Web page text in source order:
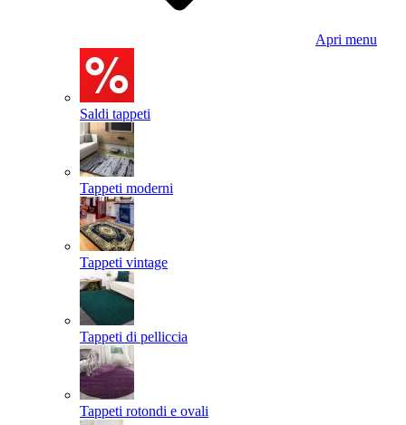
Apri menu
Saldi tappeti
Tappeti moderni
Tappeti vintage
Tappeti di pelliccia
Tappeti rotondi e ovali